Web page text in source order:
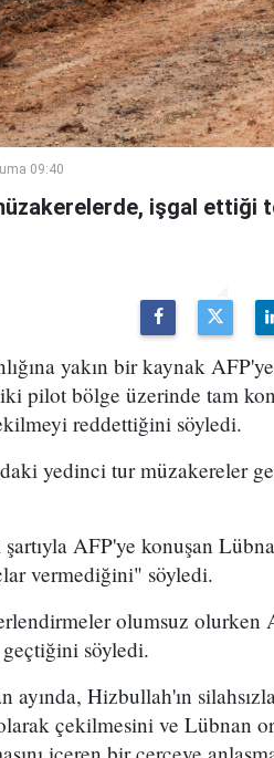
09:40
işgal ettiği
yakın bir kaynak
pilot bölge üzerinde tam
reddettiğini söyledi.
yedinci tur müzakereler
şartıyla AFP'ye konuşan
vermediğini" söyledi.
olumsuz olurken
söyledi.
Hizbullah'ın
çekilmesini ve Lübnan
içeren bir çerçeve